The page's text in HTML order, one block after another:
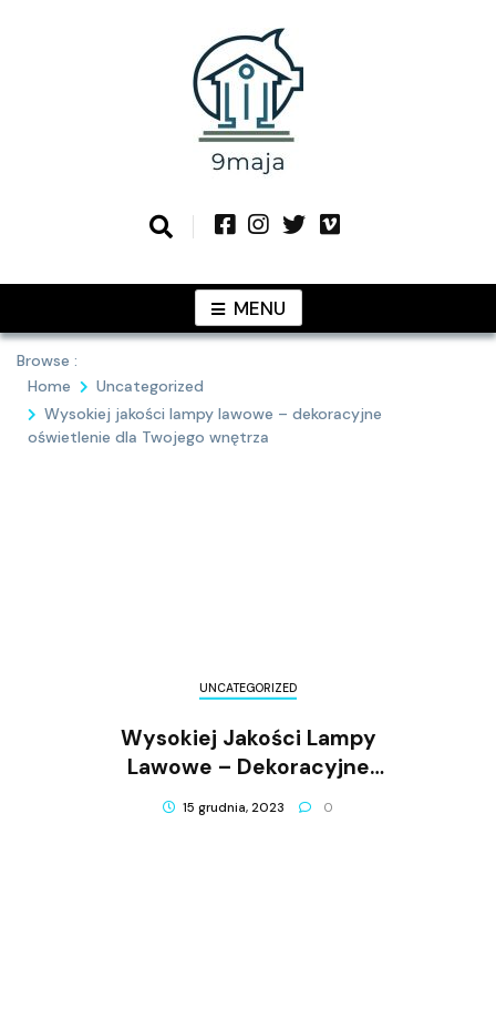
9MAJApomysłami
MENU
Browse :
Home
Uncategorized
Wysokiej jakości lampy lawowe – dekoracyjne
oświetlenie dla Twojego wnętrza
UNCATEGORIZED
Wysokiej Jakości Lampy
Lawowe – Dekoracyjne
Oświetlenie Dla Twojego
Wnętrza
15 grudnia, 2023 0